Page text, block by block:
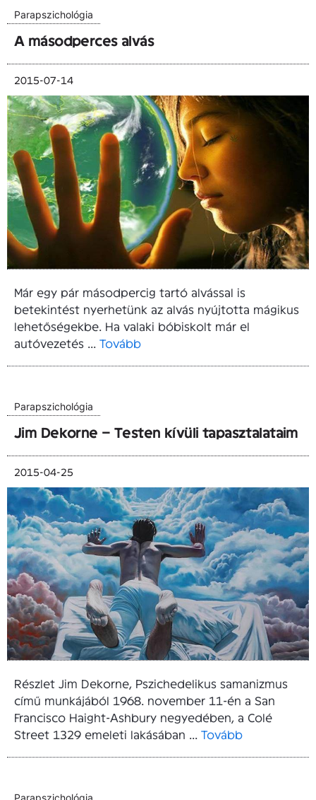
Parapszichológia
A másodperces alvás
2015-07-14
Már egy pár másodpercig tartó alvással is
betekintést nyerhetünk az alvás nyújtotta mágikus
lehetőségekbe. Ha valaki bóbiskolt már el
autóvezetés ... Tovább
Parapszichológia
Jim Dekorne – Testen kívüli tapasztalataim
2015-04-25
Részlet Jim Dekorne, Pszichedelikus samanizmus
című munkájából 1968. november 11-én a San
Francisco Haight-Ashbury negyedében, a Colé
Street 1329 emeleti lakásában ... Tovább